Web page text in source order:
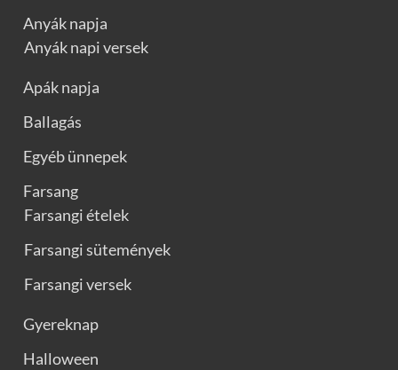
Anyák napja
Anyák napi versek
Apák napja
Ballagás
Egyéb ünnepek
Farsang
Farsangi ételek
Farsangi sütemények
Farsangi versek
Gyereknap
Halloween